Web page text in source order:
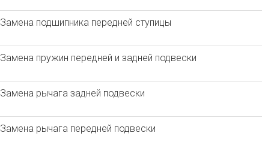
Замена подшипника передней ступицы
Замена пружин передней и задней подвески
Замена рычага задней подвески
Замена рычага передней подвески